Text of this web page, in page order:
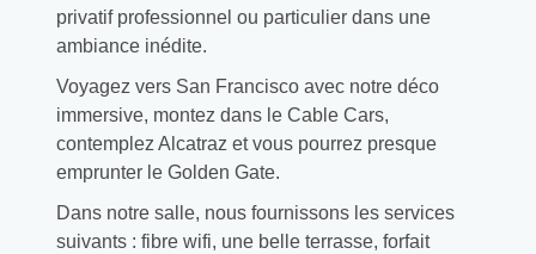
privatif professionnel ou particulier dans une
ambiance inédite.
Voyagez vers San Francisco avec notre déco
immersive, montez dans le Cable Cars,
contemplez Alcatraz et vous pourrez presque
emprunter le Golden Gate.
Dans notre salle, nous fournissons les services
suivants : fibre wifi, une belle terrasse, forfait